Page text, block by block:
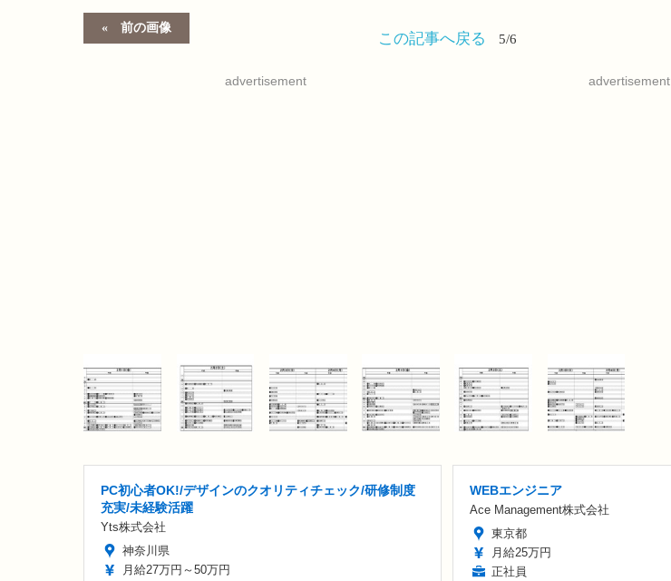
前の画像
この記事へ戻る 5/6
advertisement advertisement
PC初心者OK!/デザインのクオリティチェック/研修制度
充実/未経験活躍
Yts株式会社
神奈川県
月給27万円～50万円
WEBエンジニア
Ace Management株式会社
東京都
月給25万円
正社員